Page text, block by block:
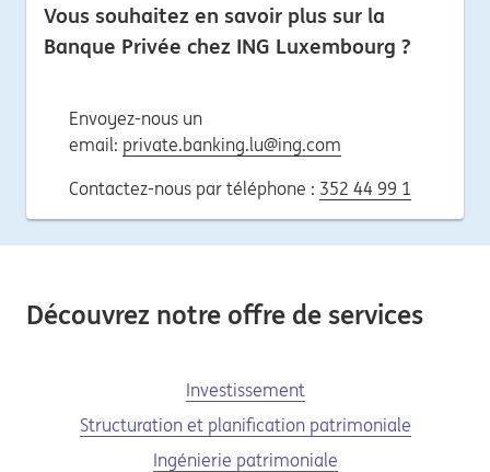
Vous souhaitez en savoir plus sur la
Banque Privée chez ING Luxembourg ?
Envoyez-nous un
email: private.banking.lu@ing.com
Contactez-nous par téléphone : 352 44 99 1
Découvrez notre offre de services
Investissement
Structuration et planification patrimoniale
Ingénierie patrimoniale